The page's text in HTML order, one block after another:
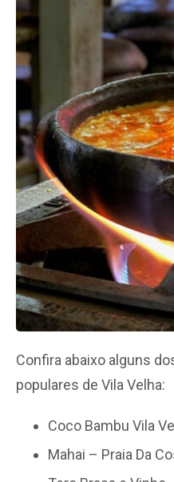
Confira abaixo alguns
populares de Vila Velha:
Coco Bambu Vila
Mahai – Praia Da